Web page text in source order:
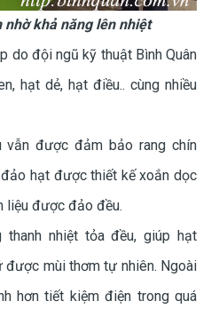
khả năng lên nhiệt
do đội ngũ kỹ thuật Bình Quân
hạt dẻ, hạt điều.. cùng nhiều
vẫn được đảm bảo rang chín
hạt được thiết kế xoắn dọc
liệu được đảo đều.
nhiệt tỏa đều, giúp hạt
được mùi thơm tự nhiên. Ngoài
hơn tiết kiệm điện trong quá